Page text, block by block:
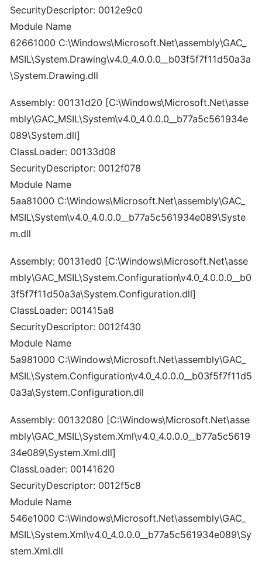
SecurityDescriptor: 0012e9c0
Module Name
62661000 C:\Windows\Microsoft.Net\assembly\GAC_
MSIL\System.Drawing\v4.0_4.0.0.0__b03f5f7f11d50a3a
\System.Drawing.dll
Assembly: 00131d20 [C:\Windows\Microsoft.Net\asse
mbly\GAC_MSIL\System\v4.0_4.0.0.0__b77a5c561934e
089\System.dll]
ClassLoader: 00133d08
SecurityDescriptor: 0012f078
Module Name
5aa81000 C:\Windows\Microsoft.Net\assembly\GAC_
MSIL\System\v4.0_4.0.0.0__b77a5c561934e089\Syste
m.dll
Assembly: 00131ed0 [C:\Windows\Microsoft.Net\asse
mbly\GAC_MSIL\System.Configuration\v4.0_4.0.0.0__b0
3f5f7f11d50a3a\System.Configuration.dll]
ClassLoader: 001415a8
SecurityDescriptor: 0012f430
Module Name
5a981000 C:\Windows\Microsoft.Net\assembly\GAC_
MSIL\System.Configuration\v4.0_4.0.0.0__b03f5f7f11d5
0a3a\System.Configuration.dll
Assembly: 00132080 [C:\Windows\Microsoft.Net\asse
mbly\GAC_MSIL\System.Xml\v4.0_4.0.0.0__b77a5c5619
34e089\System.Xml.dll]
ClassLoader: 00141620
SecurityDescriptor: 0012f5c8
Module Name
546e1000 C:\Windows\Microsoft.Net\assembly\GAC_
MSIL\System.Xml\v4.0_4.0.0.0__b77a5c561934e089\Sy
stem.Xml.dll